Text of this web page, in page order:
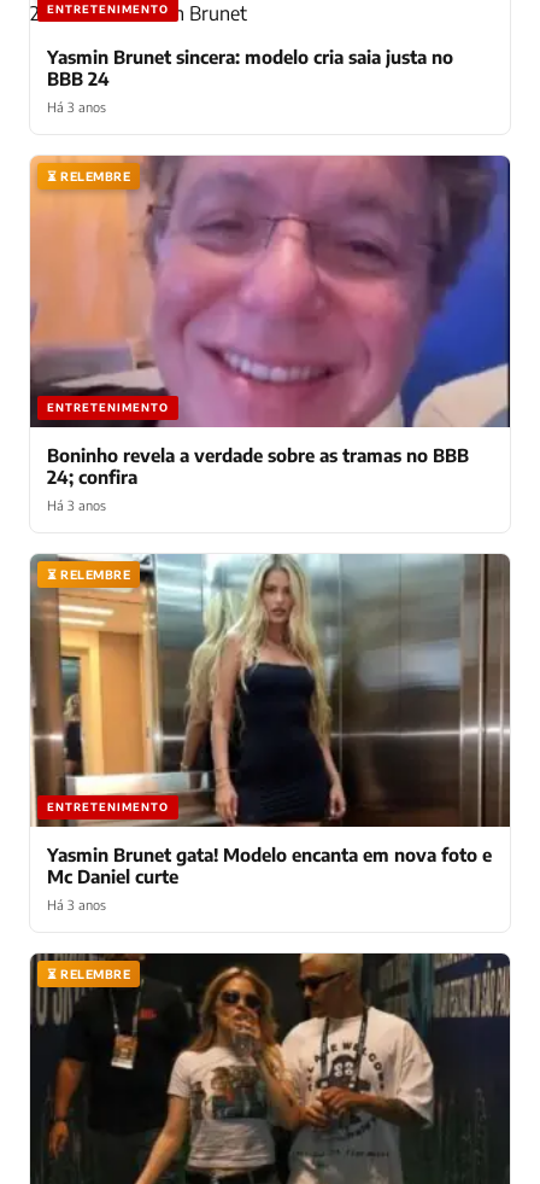
ENTRETENIMENTO
Yasmin Brunet sincera: modelo cria saia justa no
BBB 24
Há 3 anos
⏳ RELEMBRE
ENTRETENIMENTO
Boninho revela a verdade sobre as tramas no BBB
24; confira
Há 3 anos
⏳ RELEMBRE
ENTRETENIMENTO
Yasmin Brunet gata! Modelo encanta em nova foto e
Mc Daniel curte
Há 3 anos
⏳ RELEMBRE